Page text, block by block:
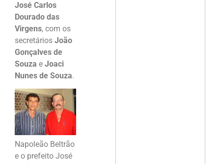
José Carlos
Dourado das
Virgens, com os
secretários João
Gonçalves de
Souza e Joaci
Nunes de Souza.
Napoleão Beltrão
e o prefeito José